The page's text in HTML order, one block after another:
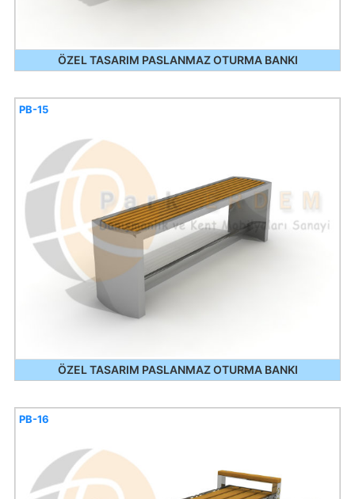
ÖZEL TASARIM PASLANMAZ OTURMA BANKI
ÖZEL TASARIM PASLANMAZ OTURMA BANKI
PB-15
PB-16